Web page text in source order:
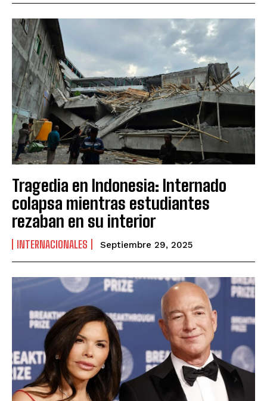
Tragedia en Indonesia: Internado
colapsa mientras estudiantes
rezaban en su interior
INTERNACIONALES Septiembre 29, 2025